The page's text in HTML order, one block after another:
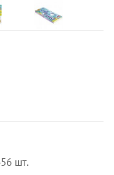
шт.